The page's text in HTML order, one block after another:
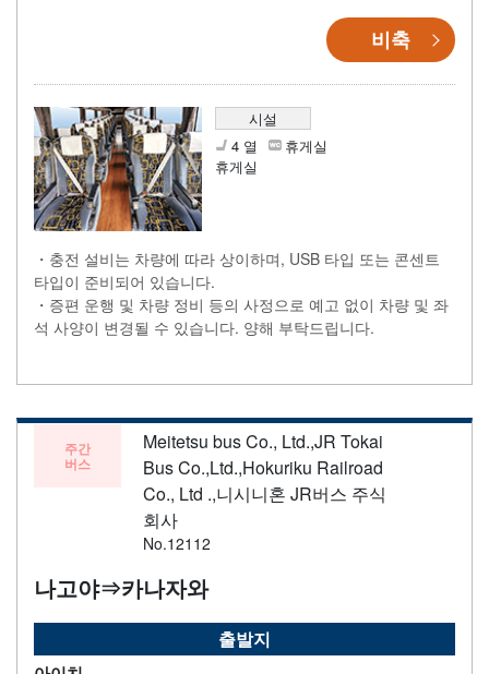
비축
시설
4 열
휴게실
휴게실
・충전 설비는 차량에 따라 상이하며, USB 타입 또는 콘센트
타입이 준비되어 있습니다.
・증편 운행 및 차량 정비 등의 사정으로 예고 없이 차량 및 좌
석 사양이 변경될 수 있습니다. 양해 부탁드립니다.
주간
버스
Meitetsu bus Co., Ltd.,JR Tokai
Bus Co.,Ltd.,Hokuriku Railroad
Co., Ltd .,니시니혼 JR버스 주식
회사
No.12112
나고야⇒카나자와
출발지